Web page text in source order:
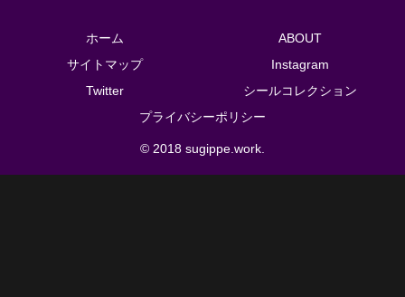
ホーム
ABOUT
サイトマップ
Instagram
Twitter
シールコレクション
プライバシーポリシー
© 2018 sugippe.work.